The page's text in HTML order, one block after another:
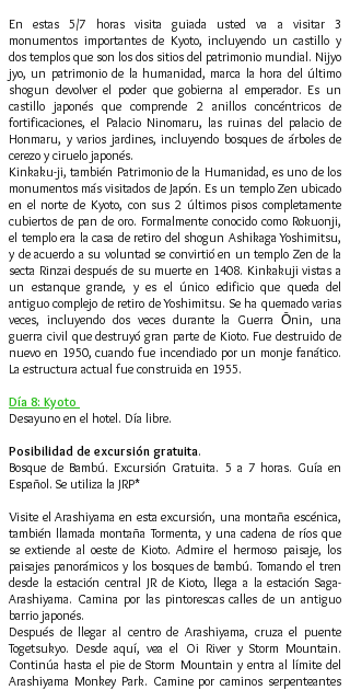
En estas 5/7 horas visita guiada usted va a visitar 3
monumentos importantes de Kyoto, incluyendo un castillo y
dos templos que son los dos sitios del patrimonio mundial. Nijyo
jyo, un patrimonio de la humanidad, marca la hora del último
shogun devolver el poder que gobierna al emperador. Es un
castillo japonés que comprende 2 anillos concéntricos de
fortificaciones, el Palacio Ninomaru, las ruinas del palacio de
Honmaru, y varios jardines, incluyendo bosques de árboles de
cerezo y ciruelo japonés.
Kinkaku-ji, también Patrimonio de la Humanidad, es uno de los
monumentos más visitados de Japón. Es un templo Zen ubicado
en el norte de Kyoto, con sus 2 últimos pisos completamente
cubiertos de pan de oro. Formalmente conocido como Rokuonji,
el templo era la casa de retiro del shogun Ashikaga Yoshimitsu,
y de acuerdo a su voluntad se convirtió en un templo Zen de la
secta Rinzai después de su muerte en 1408. Kinkakuji vistas a
un estanque grande, y es el único edificio que queda del
antiguo complejo de retiro de Yoshimitsu. Se ha quemado varias
veces, incluyendo dos veces durante la Guerra Ōnin, una
guerra civil que destruyó gran parte de Kioto. Fue destruido de
nuevo en 1950, cuando fue incendiado por un monje fanático.
La estructura actual fue construida en 1955.
Día 8: Kyoto
Desayuno en el hotel. Día libre.
Posibilidad de excursión gratuita.
Bosque de Bambú. Excursión Gratuita. 5 a 7 horas. Guía en
Español. Se utiliza la JRP*
Visite el Arashiyama en esta excursión, una montaña escénica,
también llamada montaña Tormenta, y una cadena de ríos que
se extiende al oeste de Kioto. Admire el hermoso paisaje, los
paisajes panorámicos y los bosques de bambú. Tomando el tren
desde la estación central JR de Kioto, llega a la estación Saga-
Arashiyama. Camina por las pintorescas calles de un antiguo
barrio japonés.
Después de llegar al centro de Arashiyama, cruza el puente
Togetsukyo. Desde aquí, vea el Oi River y Storm Mountain.
Continúa hasta el pie de Storm Mountain y entra al límite del
Arashiyama Monkey Park. Camine por caminos serpenteantes